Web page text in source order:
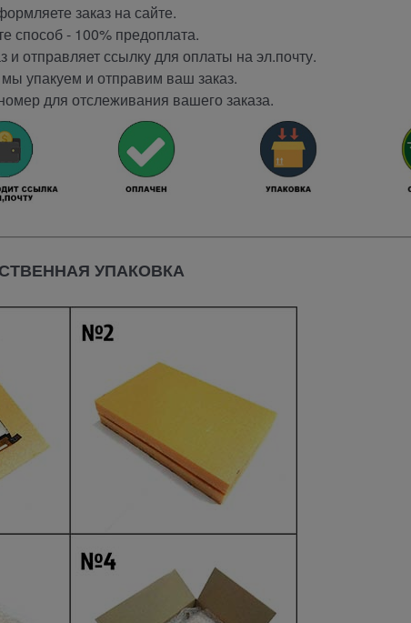
заказ на сайте.
способ - 100% предоплата.
и отправляет ссылку для оплаты на эл.почту.
упакуем и отправим ваш заказ.
для отслеживания вашего заказа.
УПАКОВКА